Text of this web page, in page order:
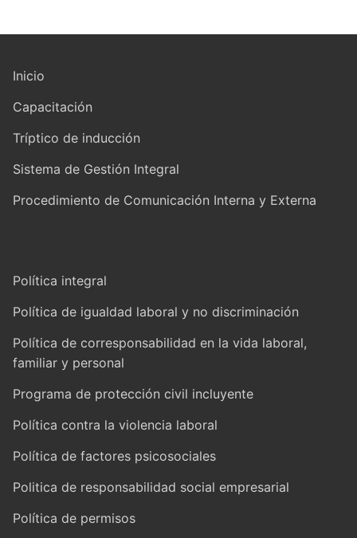
Inicio
Capacitación
Tríptico de inducción
Sistema de Gestión Integral
Procedimiento de Comunicación Interna y Externa
Política integral
Política de igualdad laboral y no discriminación
Política de corresponsabilidad en la vida laboral,
familiar y personal
Programa de protección civil incluyente
Política contra la violencia laboral
Política de factores psicosociales
Politica de responsabilidad social empresarial
Política de permisos